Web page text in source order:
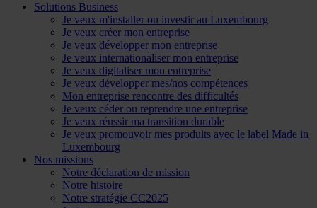
Solutions Business
Je veux m'installer ou investir au Luxembourg
Je veux créer mon entreprise
Je veux développer mon entreprise
Je veux internationaliser mon entreprise
Je veux digitaliser mon entreprise
Je veux développer mes/nos compétences
Mon entreprise rencontre des difficultés
Je veux céder ou reprendre une entreprise
Je veux réussir ma transition durable
Je veux promouvoir mes produits avec le label Made in
Luxembourg
Nos missions
Notre déclaration de mission
Notre histoire
Notre stratégie CC2025